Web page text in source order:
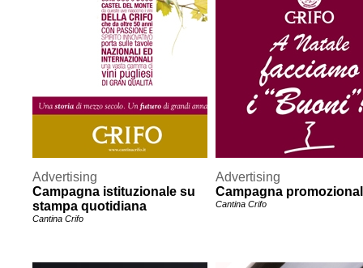
Advertising
Campagna istituzionale su
stampa quotidiana
Cantina Crifo
Advertising
Campagna
Cantina Crifo